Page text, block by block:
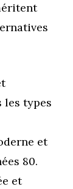
les types
et
80.
et